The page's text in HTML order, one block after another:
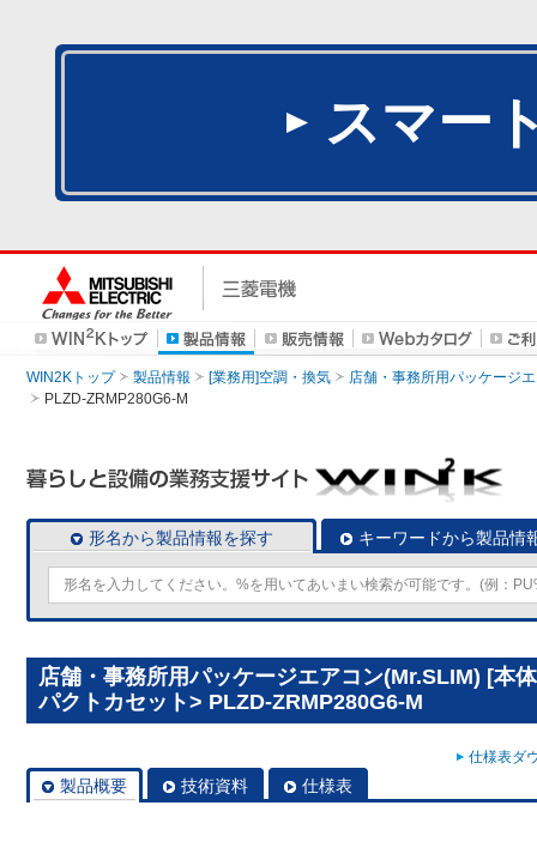
スマー
WIN2Kトップ 製品情報 [業務用]空調・換気
店舗・事務所用パッケージ
PLZD-ZRMP280G6-M
形名から製品情報を探す キーワードから製品情
店舗・事務所用パッケージエアコン(Mr.SLIM) [本
パクトカセット> PLZD-ZRMP280G6-M
仕様表ダ
製品概要 技術資料 仕様表